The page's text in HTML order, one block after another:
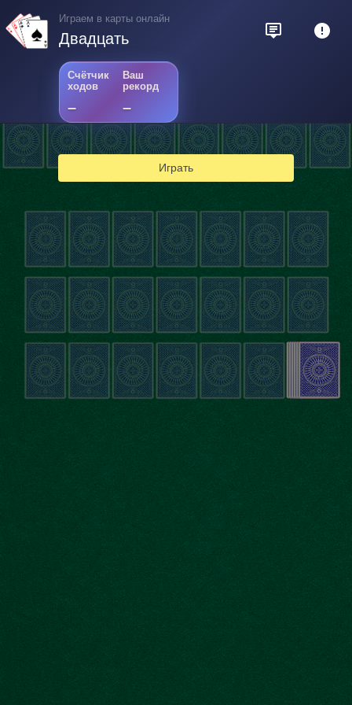
Играем в карты онлайн
Двадцать
Счётчик
ходов
–
Ваш
рекорд
–
Играть